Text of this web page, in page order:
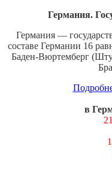
Германия.
Германия —
составе Германии 16
Баден-Вюртемберг
в
21